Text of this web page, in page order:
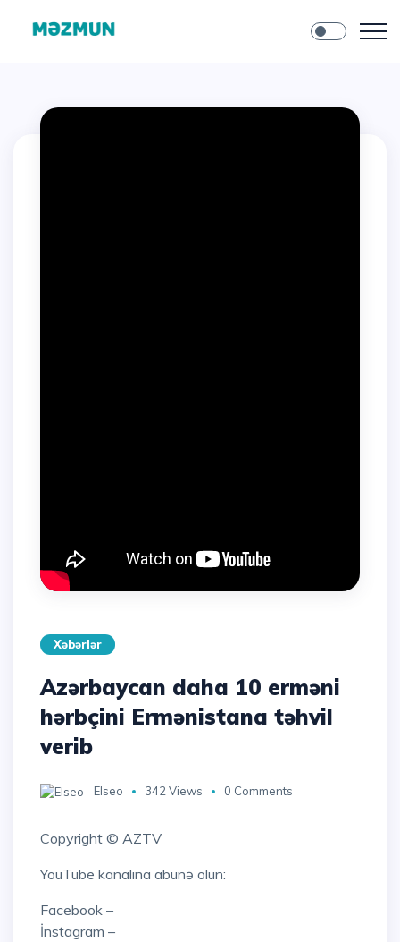
Xəbərlər
Azərbaycan daha 10 erməni
hərbçini Ermənistana təhvil
verib
Elseo 342 Views 0 Comments
Copyright © AZTV
YouTube kanalına abunə olun:
Facebook –
İnstagram –